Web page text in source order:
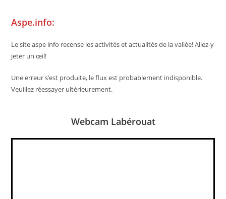
Aspe.info:
Le site aspe info recense les activités et actualités de la vallée! Allez-y
jeter un œil!
Une erreur s’est produite, le flux est probablement indisponible.
Veuillez réessayer ultérieurement.
Webcam Labérouat